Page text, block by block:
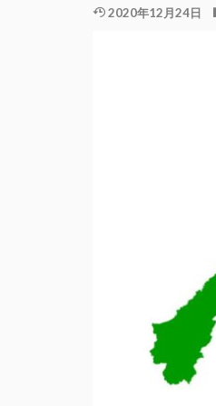
2020年12月24日